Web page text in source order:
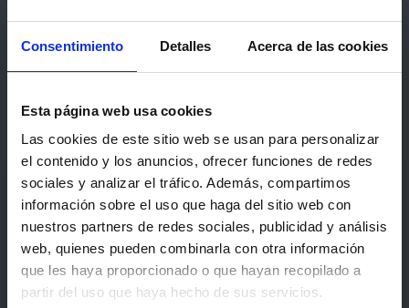
Consentimiento Detalles Acerca de las cookies
Esta página web usa cookies
Las cookies de este sitio web se usan para personalizar
el contenido y los anuncios, ofrecer funciones de redes
sociales y analizar el tráfico. Además, compartimos
información sobre el uso que haga del sitio web con
nuestros partners de redes sociales, publicidad y análisis
web, quienes pueden combinarla con otra información
que les haya proporcionado o que hayan recopilado a
partir del uso que haya hecho de sus servicios.
organizaciones que impulsan el
emprendimiento inclusivo.
👩‍💼
Emprendedores y